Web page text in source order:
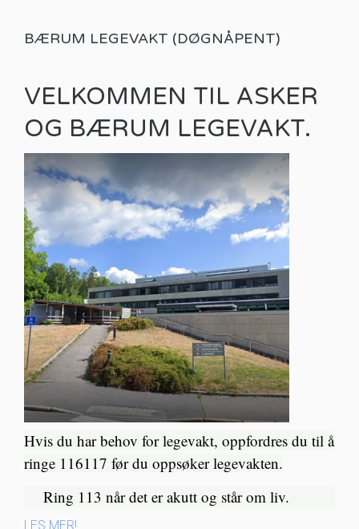
BÆRUM LEGEVAKT (DØGNÅPENT)
VELKOMMEN TIL ASKER
OG BÆRUM LEGEVAKT.
Hvis du har behov for legevakt, oppfordres du til å
ringe 116117 før du oppsøker legevakten.
Ring 113 når det er akutt og står om liv.​
LES MER!